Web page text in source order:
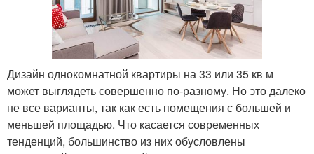
Дизайн однокомнатной квартиры на 33 или 35 кв м
может выглядеть совершенно по-разному. Но это далеко
не все варианты, так как есть помещения с большей и
меньшей площадью. Что касается современных
тенденций, большинство из них обусловлены